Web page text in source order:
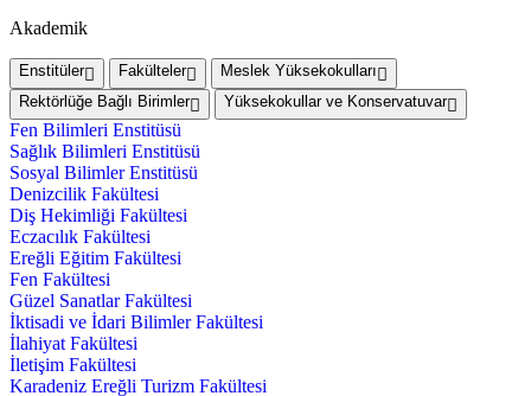
Akademik
Enstitüler Fakülteler
Meslek Yüksekokulları
Rektörlüğe Bağlı Birimler
Yüksekokullar ve Konservatuvar
Fen Bilimleri Enstitüsü
Sağlık Bilimleri Enstitüsü
Sosyal Bilimler Enstitüsü
Denizcilik Fakültesi
Diş Hekimliği Fakültesi
Eczacılık Fakültesi
Ereğli Eğitim Fakültesi
Fen Fakültesi
Güzel Sanatlar Fakültesi
İktisadi ve İdari Bilimler Fakültesi
İlahiyat Fakültesi
İletişim Fakültesi
Karadeniz Ereğli Turizm Fakültesi